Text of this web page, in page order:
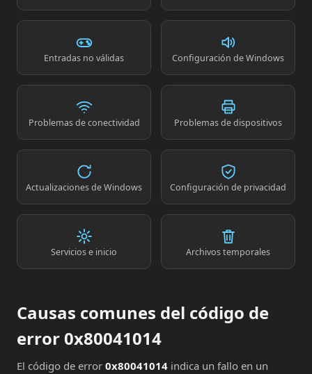
Entradas no válidas Configuración de Windows
Problemas de conectividad Problemas de dispositivos
Actualizaciones de Windows Configuración de privacidad
Servicios e inicio Archivos temporales
Causas comunes del código de
error 0x80041014
El código de error 0x80041014 indica un fallo en un